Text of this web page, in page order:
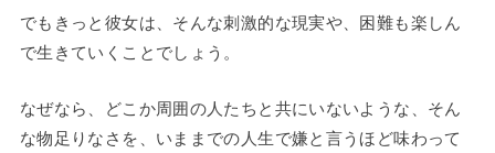
でもきっと彼女は、そんな刺激的な現実や、困難も楽しん
で生きていくことでしょう。
なぜなら、どこか周囲の人たちと共にいないような、そん
な物足りなさを、いままでの人生で嫌と言うほど味わって